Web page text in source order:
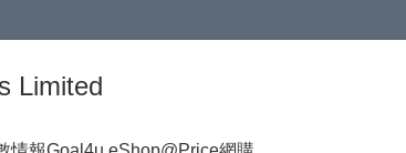
Limited